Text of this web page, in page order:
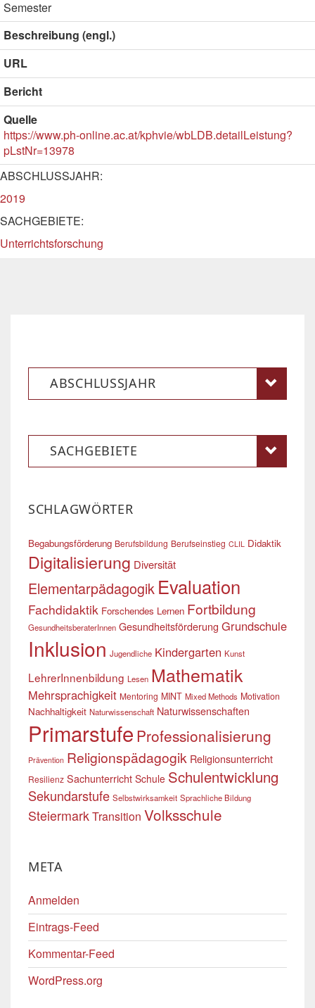
Semester
Beschreibung (engl.)
URL
Bericht
Quelle
https://www.ph-online.ac.at/kphvie/wbLDB.detailLeistung?
pLstNr=13978
ABSCHLUSSJAHR:
2019
SACHGEBIETE:
Unterrichtsforschung
ABSCHLUSSJAHR
SACHGEBIETE
SCHLAGWÖRTER
Begabungsförderung Berufsbildung Berufseinstieg CLIL Didaktik
Digitalisierung Diversität
Elementarpädagogik Evaluation
Fachdidaktik Forschendes Lernen Fortbildung
GesundheitsberaterInnen Gesundheitsförderung Grundschule
Inklusion Jugendliche Kindergarten Kunst
LehrerInnenbildung Lesen Mathematik
Mehrsprachigkeit Mentoring MINT Mixed Methods Motivation
Nachhaltigkeit Naturwissenschaft Naturwissenschaften
Primarstufe Professionalisierung
Prävention Religionspädagogik Religionsunterricht
Resilienz Sachunterricht Schule Schulentwicklung
Sekundarstufe Selbstwirksamkeit Sprachliche Bildung
SteiermarkTransition Volksschule
META
Anmelden
Eintrags-Feed
Kommentar-Feed
WordPress.org